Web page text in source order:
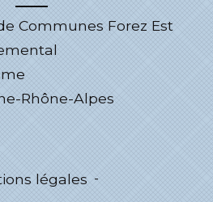
Communes Forez Est
Rhône-Alpes
légales -